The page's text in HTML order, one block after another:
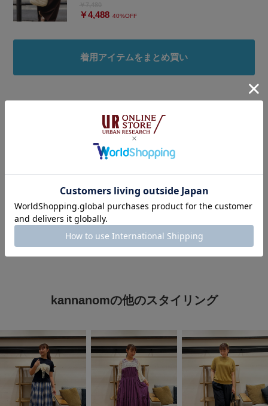
￥4,488 40%OFF
着用アイテムをまとめ買い
タグ
#骨格ストレート #ストレート×イエベ秋
#ワンピース #春夏コーデ #シンプルコーデ
kannanomの他のスタイリング